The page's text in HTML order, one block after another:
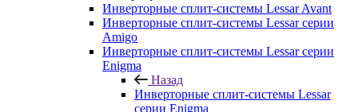
Инверторные сплит-системы Lessar Avant
Инверторные сплит-системы Lessar серии
Amigo
Инверторные сплит-системы Lessar серии
Enigma
Назад
Инверторные сплит-системы Lessar
серии Enigma